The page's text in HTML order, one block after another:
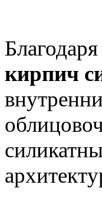
кирпич